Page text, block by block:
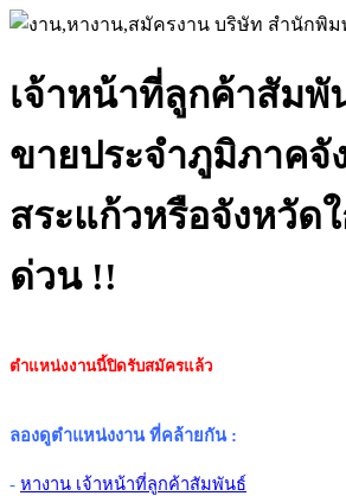
เจ้าหน้าที่ลูกค้าสัมพั
ขายประจำภูมิภาคจั
สระแก้วหรือจังหวัด
ด่วน !!
ตำแหน่งงานนี้ปิดรับสมัครแล้ว
ลองดูตำแหน่งงาน ที่คล้ายกัน:
- หางาน เจ้าหน้าที่ลูกค้าสัมพันธ์